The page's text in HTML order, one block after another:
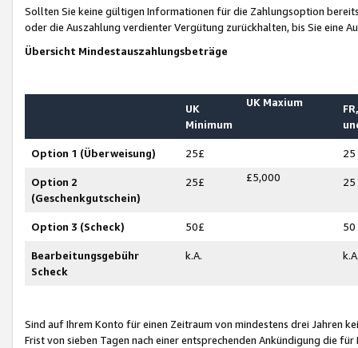
Sollten Sie keine gültigen Informationen für die Zahlungsoption
oder die Auszahlung verdienter Vergütung zurückhalten, bis Sie
Übersicht Mindestauszahlungsbeträge
UK
Minimum
UK Maxium
Option 1 (Überweisung) 25£ 25
Option 2
(Geschenkgutschein)
25£ £5,000 25
Option 3 (Scheck) 50£ 50
Bearbeitungsgebühr
Scheck
k.A.
Sind auf Ihrem Konto für einen Zeitraum von mindestens drei Jahren
Frist von sieben Tagen nach einer entsprechenden Ankündigung die